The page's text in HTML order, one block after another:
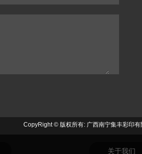
关于我们
CopyRight © 版权所有: 广西南宁集丰彩印有